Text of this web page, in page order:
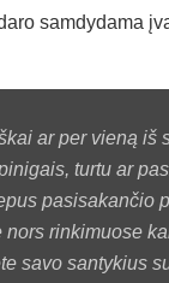
samdydama
ar per vieną iš
turtu ar
pasisakančio
nors rinkimuose
savo santykius